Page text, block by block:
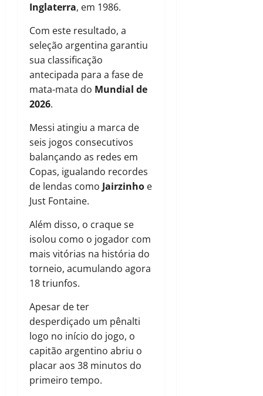
Inglaterra, em 1986.
Com este resultado, a
seleção argentina garantiu
sua classificação
antecipada para a fase de
mata-mata do Mundial de
2026.
Messi atingiu a marca de
seis jogos consecutivos
balançando as redes em
Copas, igualando recordes
de lendas como Jairzinho e
Just Fontaine.
Além disso, o craque se
isolou como o jogador com
mais vitórias na história do
torneio, acumulando agora
18 triunfos.
Apesar de ter
desperdiçado um pênalti
logo no início do jogo, o
capitão argentino abriu o
placar aos 38 minutos do
primeiro tempo.